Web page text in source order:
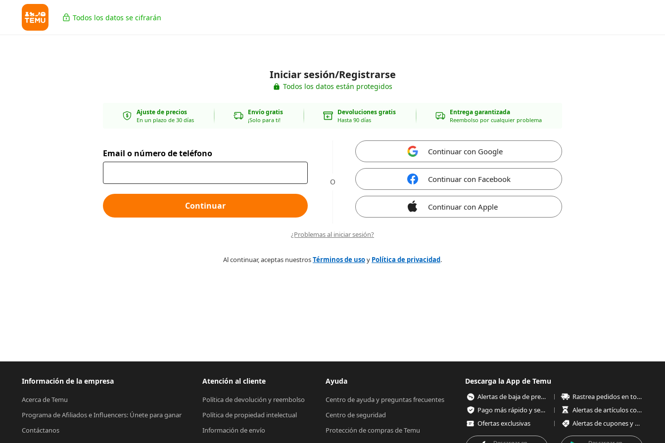
Todos los datos se cifrarán
Iniciar sesión/Registrarse
Todos los datos están protegidos
Ajuste de precios
En un plazo de 30 días
Envío gratis
¡Solo para ti!
Devoluciones gratis
Hasta 90 días
Entrega garantizada
Reembolso por cualquier problema
Email o número de teléfono
Continuar
O
Continuar con Google
Continuar con Facebook
Continuar con Apple
¿Problemas al iniciar sesión?
Al continuar, aceptas nuestrosTérminos de usoy Política de privacidad.
Información de la empresa
Acerca de Temu
Programa de Afiliados e Influencers: Únete para ganar
Contáctanos
Atención al cliente
Política de devolución y reembolso
Política de propiedad intelectual
Información de envío
Ayuda
Centro de ayuda y preguntas frecuentes
Centro de seguridad
Protección de compras de Temu
Descarga la App de Temu
Alertas de baja de precios
Rastrea pedidos en todo momento
Pago más rápido y seguro
Alertas de artículos con poco stock
Ofertas exclusivas
Alertas de cupones y ofertas